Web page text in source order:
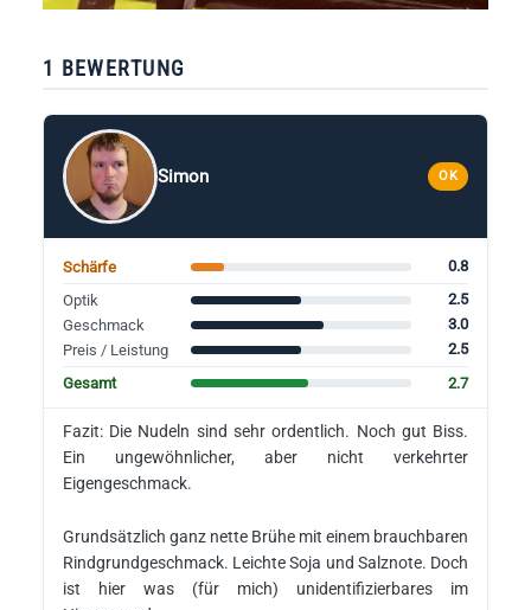
1 BEWERTUNG
Simon OK
Schärfe
0.8
Optik
2.5
Geschmack
3.0
Preis / Leistung
2.5
Gesamt
2.7
Fazit: Die Nudeln sind sehr ordentlich. Noch gut Biss.
Ein ungewöhnlicher, aber nicht verkehrter
Eigengeschmack.
Grundsätzlich ganz nette Brühe mit einem brauchbaren
Rindgrundgeschmack. Leichte Soja und Salznote. Doch
ist hier was (für mich) unidentifizierbares im